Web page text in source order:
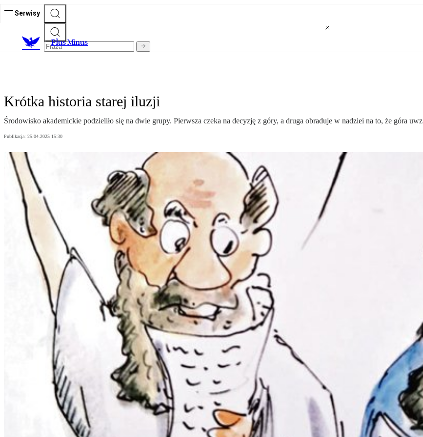
Serwisy
Plus Minus
Krótka historia starej iluzji
Środowisko akademickie podzieliło się na dwie grupy. Pierwsza czeka na decyzję z góry, a druga obraduje w nadziei na to, że góra
Publikacja: 25.04.2025 15:30